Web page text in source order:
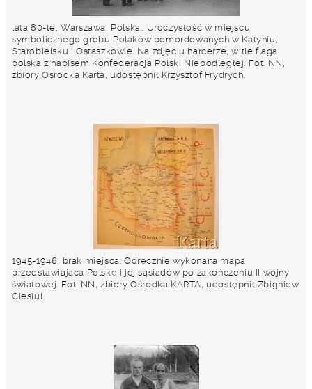
lata 80-te, Warszawa, Polska.. Uroczystość w miejscu
symbolicznego grobu Polaków pomordowanych w Katyniu,
Starobielsku i Ostaszkowie. Na zdjęciu harcerze, w tle flaga
polska z napisem Konfederacja Polski Niepodległej. Fot. NN,
zbiory Ośrodka Karta, udostępnił Krzysztof Frydrych.
1945-1946, brak miejsca. Odręcznie wykonana mapa
przedstawiająca Polskę i jej sąsiadów po zakończeniu II wojny
światowej. Fot. NN, zbiory Ośrodka KARTA, udostępnił Zbigniew
Ciesiul